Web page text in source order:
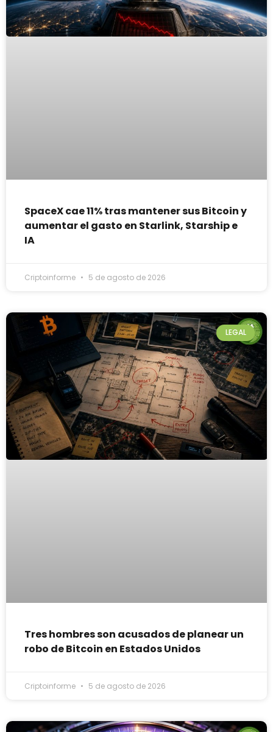
SpaceX cae 11% tras mantener sus Bitcoin y
aumentar el gasto en Starlink, Starship e
IA
Criptoinforme 5 de agosto de 2026
LEGAL
Tres hombres son acusados de planear un
robo de Bitcoin en Estados Unidos
Criptoinforme 5 de agosto de 2026